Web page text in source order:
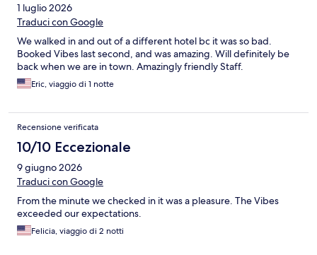
1 luglio 2026
Traduci con Google
We walked in and out of a different hotel bc it was so bad.
Booked Vibes last second, and was amazing. Will definitely be
back when we are in town. Amazingly friendly Staff.
Eric, viaggio di 1 notte
Recensione verificata
10/10 Eccezionale
9 giugno 2026
Traduci con Google
From the minute we checked in it was a pleasure. The Vibes
exceeded our expectations.
Felicia, viaggio di 2 notti